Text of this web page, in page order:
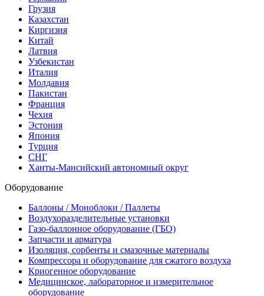
Грузия
Казахстан
Киргизия
Китай
Латвия
Узбекистан
Италия
Молдавия
Пакистан
Франция
Чехия
Эстония
Япония
Турция
СНГ
Ханты-Мансийский автономный округ
Оборудование
Баллоны / Моноблоки / Паллеты
Воздухоразделительные установки
Газо-баллонное оборудование (ГБО)
Запчасти и арматура
Изоляция, сорбенты и смазочные материалы
Компрессора и оборудование для сжатого воздуха
Криогенное оборудование
Медицинское, лабораторное и измерительное
оборудование